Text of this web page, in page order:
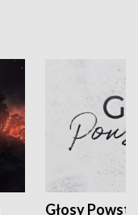
Głosy